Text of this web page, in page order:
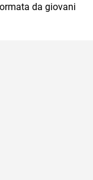
da giovani